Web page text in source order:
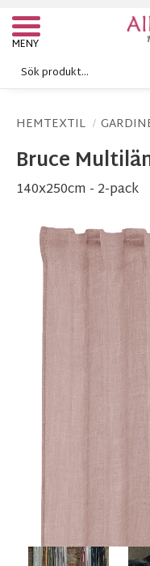
Meny
HEMTEXTIL
Bruce
140x250cm - 2-pack